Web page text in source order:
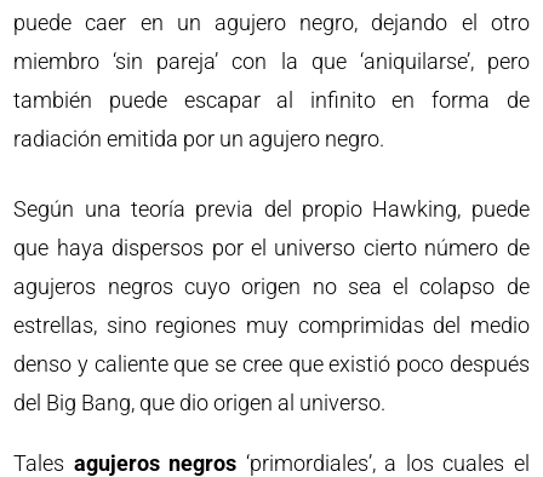
puede caer en un agujero negro, dejando el otro
miembro ‘sin pareja’ con la que ‘aniquilarse’, pero
también puede escapar al infinito en forma de
radiación emitida por un agujero negro.
Según una teoría previa del propio Hawking, puede
que haya dispersos por el universo cierto número de
agujeros negros cuyo origen no sea el colapso de
estrellas, sino regiones muy comprimidas del medio
denso y caliente que se cree que existió poco después
del Big Bang, que dio origen al universo.
Tales agujeros negros ‘primordiales’, a los cuales el